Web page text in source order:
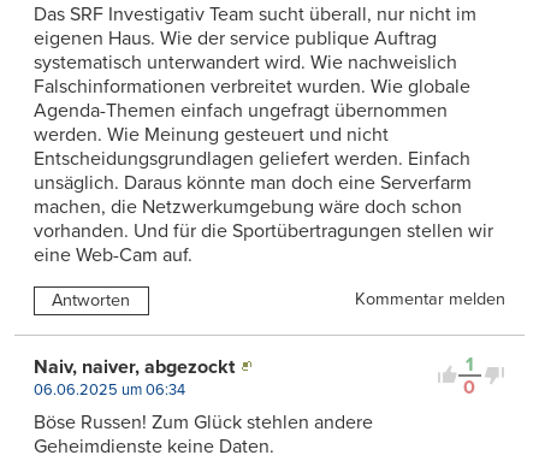
Das SRF Investigativ Team sucht überall, nur nicht im
eigenen Haus. Wie der service publique Auftrag
systematisch unterwandert wird. Wie nachweislich
Falschinformationen verbreitet wurden. Wie globale
Agenda-Themen einfach ungefragt übernommen
werden. Wie Meinung gesteuert und nicht
Entscheidungsgrundlagen geliefert werden. Einfach
unsäglich. Daraus könnte man doch eine Serverfarm
machen, die Netzwerkumgebung wäre doch schon
vorhanden. Und für die Sportübertragungen stellen wir
eine Web-Cam auf.
Antworten Kommentar melden
1
0
Naiv, naiver, abgezockt
06.06.2025 um 06:34
Böse Russen! Zum Glück stehlen andere
Geheimdienste keine Daten.